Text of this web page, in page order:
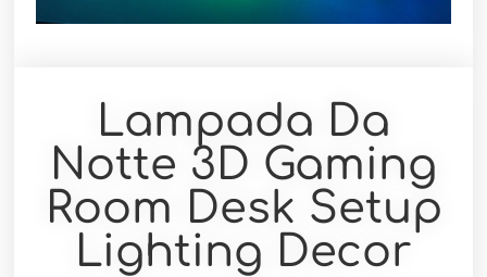
Lampada Da
Notte 3D Gaming
Room Desk Setup
Lighting Decor